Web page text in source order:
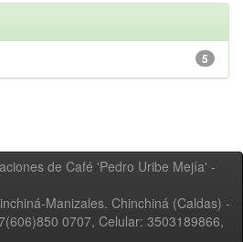
5
de Café 'Pedro Uribe Mejía' -
Manizales. Chinchiná (Caldas) -
0707, Celular: 3503189866,